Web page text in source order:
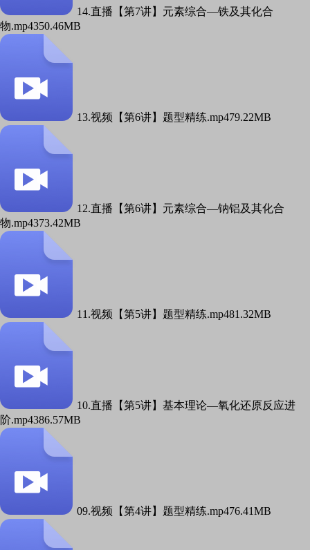
14.直播【第7讲】元素综合—铁及其化合
物.mp4350.46MB
13.视频【第6讲】题型精练.mp479.22MB
12.直播【第6讲】元素综合—钠铝及其化合
物.mp4373.42MB
11.视频【第5讲】题型精练.mp481.32MB
10.直播【第5讲】基本理论—氧化还原反应进
阶.mp4386.57MB
09.视频【第4讲】题型精练.mp476.41MB